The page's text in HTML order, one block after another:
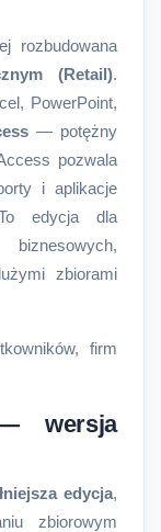
rozbudowana
(Retail).
PowerPoint,
— potężny
pozwala
i aplikacje
edycja dla
zbiorami
firm
wersja
edycja,
zbiorowym